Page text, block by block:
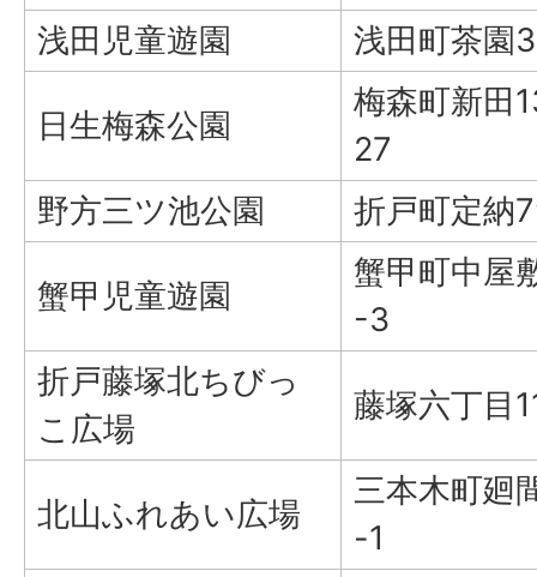
浅田児童遊園
浅田町茶
日生梅森公園
梅森町新田
27
野方三ツ池公園
折戸町定納
蟹甲児童遊園
蟹甲町中屋
-3
折戸藤塚北ちびっ
こ広場
藤塚六丁目
北山ふれあい広場
三本木町廻
-1